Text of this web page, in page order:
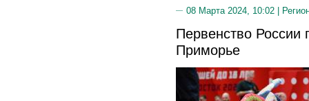
08 Марта 2024, 10:02 |
Первенство России
Приморье